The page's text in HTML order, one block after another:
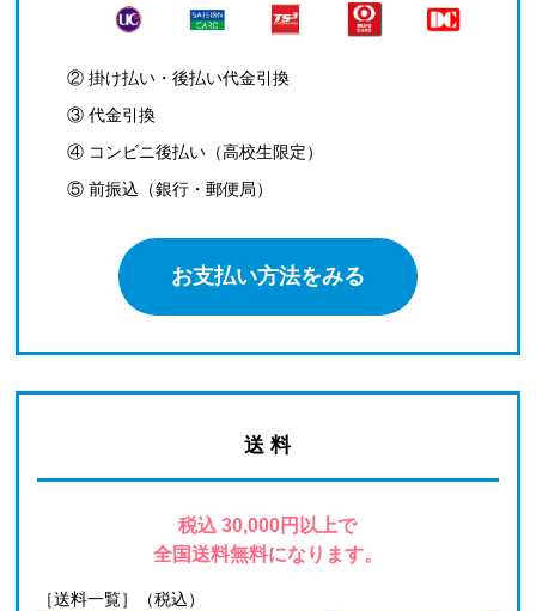
② 掛け払い・後払い代金引換
③ 代金引換
④ コンビニ後払い（高校生限定）
⑤ 前振込（銀行・郵便局）
お支払い方法をみる
送 料
税込 30,000円以上で
全国送料無料になります。
［送料一覧］（税込）